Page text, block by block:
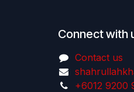
Connect with
Contact us
+6012 9200